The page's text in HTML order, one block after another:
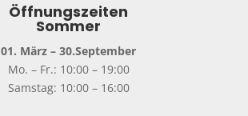
Öffnungszeiten
Sommer
01. März – 30.September
Mo. – Fr.: 10:00 – 19:00
Samstag: 10:00 – 16:00